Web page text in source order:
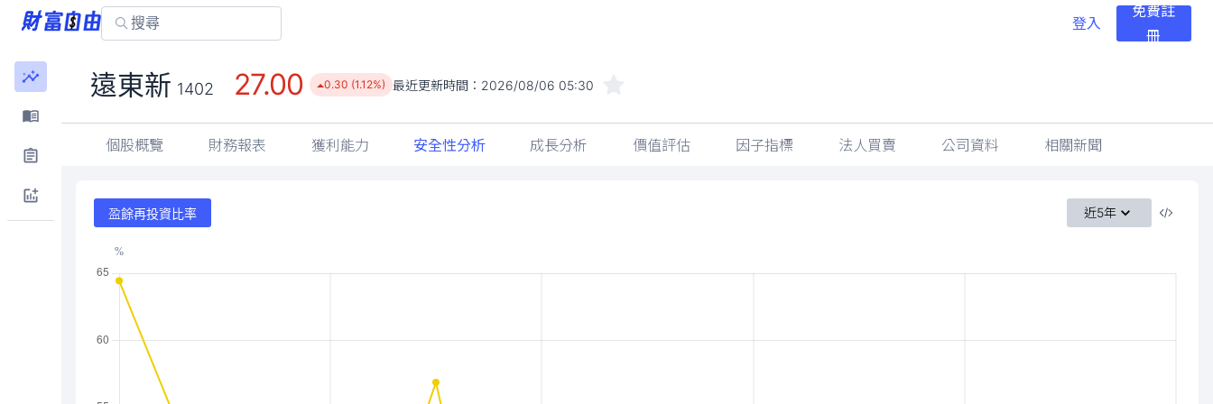
登入
免費註
冊
遠東新 1402 27.00 0.30 (1.12%) 最近更新時間： 2026/08/06 05:30
個股概覽 財務報表 獲利能力 安全性分析 成長分析 價值評估 因子指標 法人買賣 公司資料 相關新聞
盈餘再投資比率 近5年